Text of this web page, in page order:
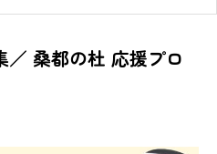
桑都の杜 応援プロ